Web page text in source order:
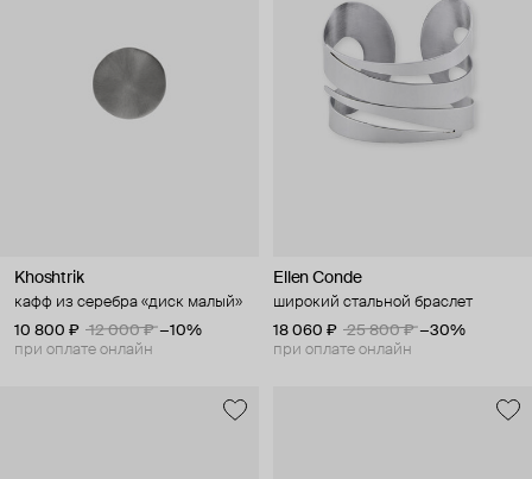
Khoshtrik
кафф из серебра «диск малый»
10 800 ₽
12 000 ₽ −10%
при оплате онлайн
Ellen Conde
широкий стальной браслет
18 060 ₽
25 800 ₽ −30%
при оплате онлайн